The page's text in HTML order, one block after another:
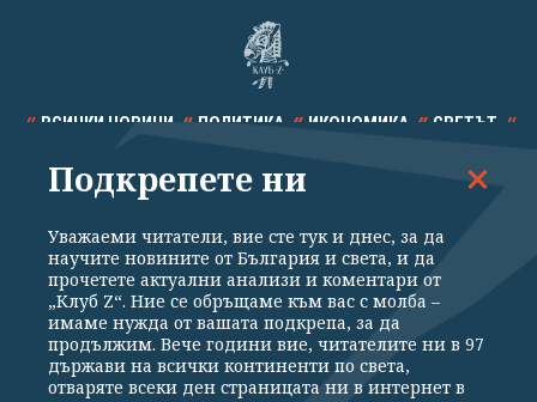
ВСИЧКИ НОВИНИ ПОЛИТИКА ИКОНОМИКА СВЕТЪТ
СПОРТ КУЛТУРА ТЕХНОЛОГИИ КАЛЕЙДОСКОП
Общи условия
Политика за поверителност
Реклама
Партньори Контакти За Клуб Z
Подкрепете ни
Уважаеми читатели, вие сте тук и днес, за да
научите новините от България и света, и да
прочетете актуални анализи и коментари от
„Клуб Z“. Ние се обръщаме към вас с молба –
имаме нужда от вашата подкрепа, за да
продължим. Вече години вие, читателите ни в 97
държави на всички континенти по света,
отваряте всеки ден страницата ни в интернет в